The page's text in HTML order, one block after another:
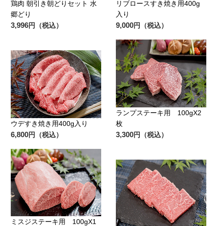
鶏肉 朝引き朝どりセット 水
郷どり
3,996円（税込）
リブロースすき焼き用400g
入り
9,000円（税込）
ウデすき焼き用400g入り
6,800円（税込）
ランプステーキ用 100gX2
枚
3,300円（税込）
ミスジステーキ用 100gX1